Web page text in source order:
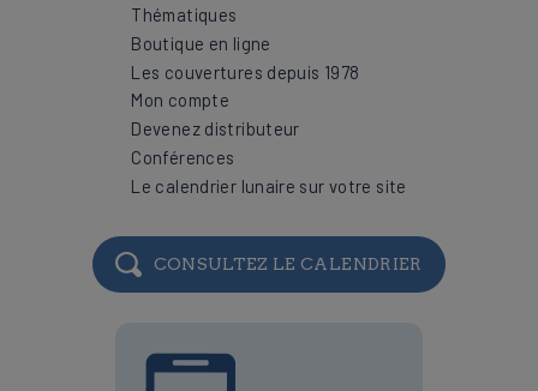
Thématiques
Boutique en ligne
Les couvertures depuis 1978
Mon compte
Devenez distributeur
Conférences
Le calendrier lunaire sur votre site
CONSULTEZ LE CALENDRIER